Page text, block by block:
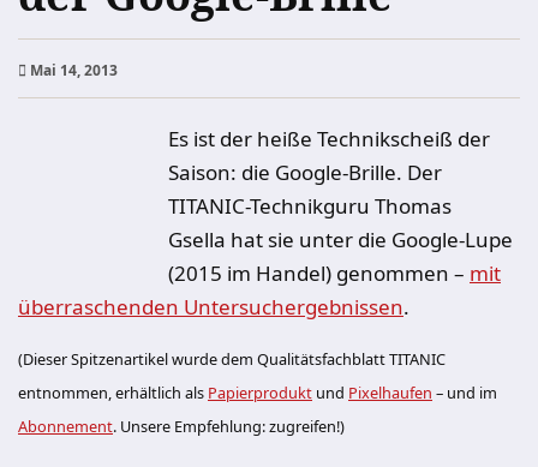
Mai 14, 2013
Es ist der heiße Technikscheiß der
Saison: die Google-Brille. Der
TITANIC-Technikguru Thomas
Gsella hat sie unter die Google-Lupe
(2015 im Handel) genommen – mit
überraschenden Untersuchergebnissen.
(Dieser Spitzenartikel wurde dem Qualitätsfachblatt TITANIC
entnommen, erhältlich als Papierprodukt und Pixelhaufen – und im
Abonnement. Unsere Empfehlung: zugreifen!)